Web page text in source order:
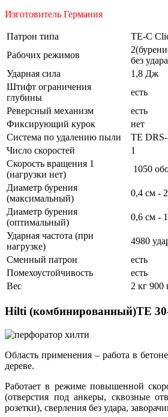
Изготовитель Германия
Патрон типа
TE-C
Рабочих режимов
без
Ударная сила
1,8 Дж
Штифт ограничения
глубины
есть
Реверсный механизм
есть
Фиксирующий курок
нет
Система по удалению пыли
TE
Число скоростей
1
Скорость вращения 1
(нагрузки нет)
1050
Диаметр бурения
(максимальный)
0,4 см -
Диаметр бурения
(оптимальный)
0,6 см -
Ударная частота (при
нагрузке)
4980
Сменный патрон
есть
Помехоустойчивость
есть
Вес
2 кг 900
Hilti (комбинированный)TE
Область применения – работа в
дереве.
Работает в режиме повышенной
(отверстия под анкеры, сквозные
розетки), сверления без удара,